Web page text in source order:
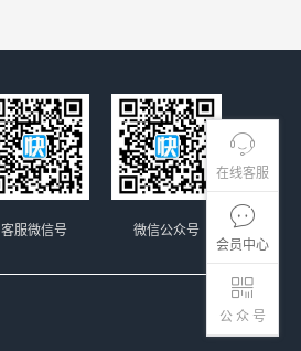
在线客服
会员中心
公 众 号
微信公众号
客服微信号